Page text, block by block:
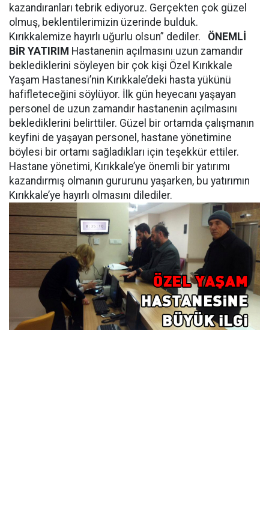
kazandıranları tebrik ediyoruz. Gerçekten çok güzel
olmuş, beklentilerimizin üzerinde bulduk.
Kırıkkalemize hayırlı uğurlu olsun” dediler. ÖNEMLİ
BİR YATIRIM Hastanenin açılmasını uzun zamandır
beklediklerini söyleyen bir çok kişi Özel Kırıkkale
Yaşam Hastanesi’nin Kırıkkale’deki hasta yükünü
hafifleteceğini söylüyor. İlk gün heyecanı yaşayan
personel de uzun zamandır hastanenin açılmasını
beklediklerini belirttiler. Güzel bir ortamda çalışmanın
keyfini de yaşayan personel, hastane yönetimine
böylesi bir ortamı sağladıkları için teşekkür ettiler.
Hastane yönetimi, Kırıkkale’ye önemli bir yatırımı
kazandırmış olmanın gururunu yaşarken, bu yatırımın
Kırıkkale’ye hayırlı olmasını dilediler.